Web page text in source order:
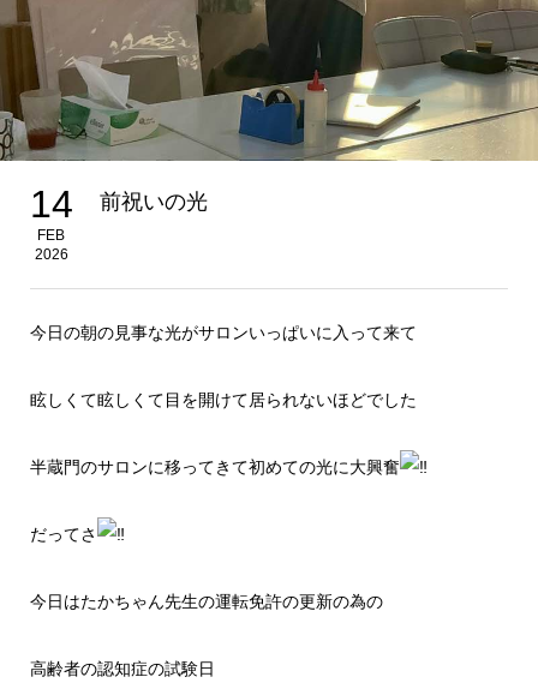
14
FEB
2026
前祝いの光
今日の朝の見事な光がサロンいっぱいに入って来て
眩しくて眩しくて目を開けて居られないほどでした
半蔵門のサロンに移ってきて初めての光に大興奮
だってさ
今日はたかちゃん先生の運転免許の更新の為の
高齢者の認知症の試験日